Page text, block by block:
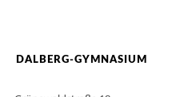
DALBERG-GYMNASIUM